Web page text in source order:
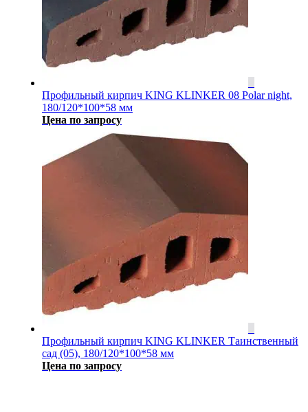
Профильный кирпич KING KLINKER 08 Polar night,
180/120*100*58 мм
Цена по запросу
Профильный кирпич KING KLINKER Таинственный
сад (05), 180/120*100*58 мм
Цена по запросу